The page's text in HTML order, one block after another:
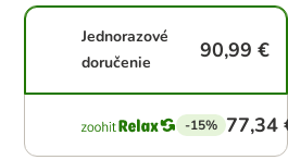
Jednorazové
doručenie
90,99 €
-15% 77,34